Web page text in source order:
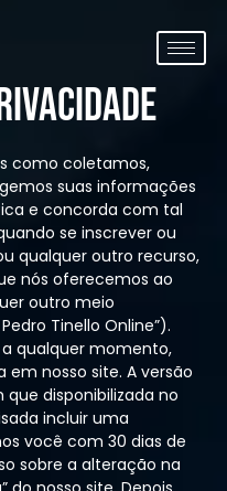
como coletamos,
suas informações
e concorda com tal
se inscrever ou
qualquer outro recurso,
nós oferecemos ao
outro meio
Tinello Online”).
qualquer momento,
em nosso site. A versão
disponibilizada no
incluir uma
você com 30 dias de
sobre a alteração na